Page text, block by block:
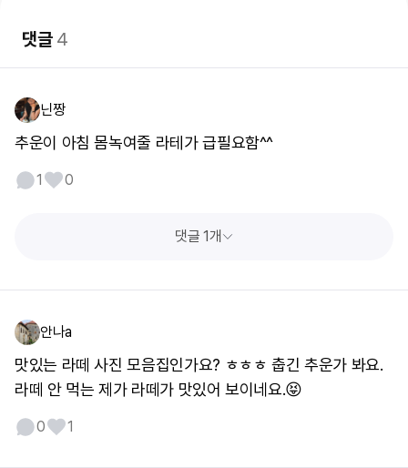
댓글4
닌짱
추운이 아침 몸녹여줄 라테가 급필요함^^
1 0
댓글 1개
안나a
맛있는 라떼 사진 모음집인가요? ㅎㅎㅎ 춥긴 추운가 봐요.
라떼 안 먹는 제가 라떼가 맛있어 보이네요.😝
0 1